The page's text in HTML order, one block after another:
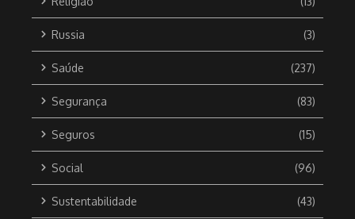
Russia (3)
Saúde (237)
Segurança (83)
Seguros (15)
Social (96)
Sustentabilidade (43)